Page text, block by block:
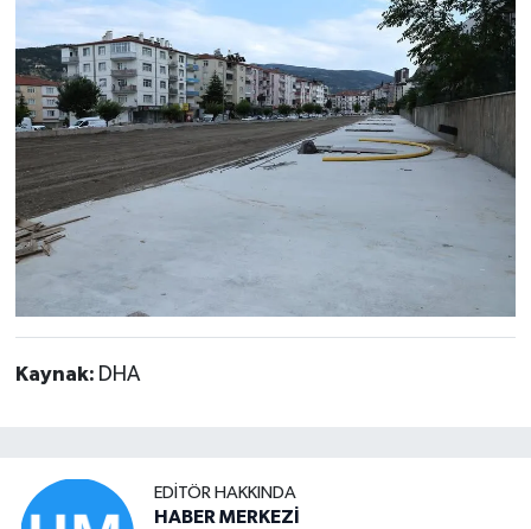
Kaynak: DHA
EDITÖR HAKKINDA
HABER MERKEZİ